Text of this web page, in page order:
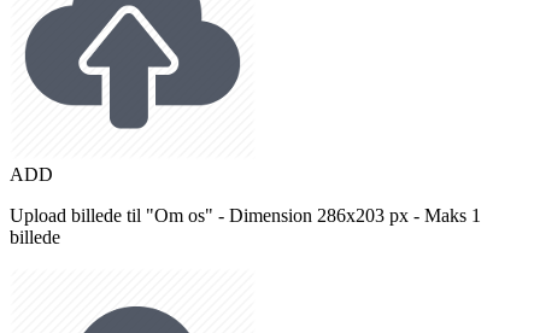
ADD
Upload billede til "Om os" - Dimension 286x203 px - Maks 1
billede